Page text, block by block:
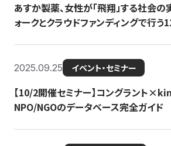
あすか製薬、女性が「飛翔」する社会の
ォークとクラウドファンディングで行う
2025.09.25 イベント・セミナー
【10/2開催セミナー】コングラント
NPO/NGOのデータベース完全ガイド